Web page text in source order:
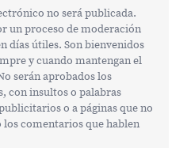
no será publicada.
un proceso de moderación
días útiles. Son bienvenidos
y cuando mantengan el
serán aprobados los
con insultos o palabras
o a páginas que no
comentarios que hablen